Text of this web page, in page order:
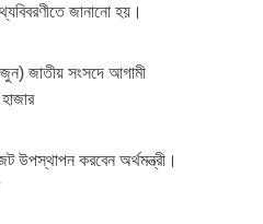
জানানো হয়।
জাতীয় সংসদে আগামী
উপস্থাপন করবেন অর্থমন্ত্রী।